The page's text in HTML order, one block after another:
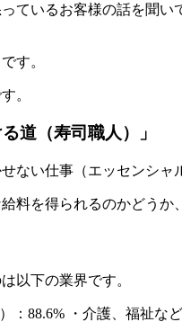
いるお客様の話を聞
す。
。
道（寿司職人）」
ない仕事（エッセンシャ
料を得られるのかどうか
以下の業界です。
：88.6% ・介護、福祉な